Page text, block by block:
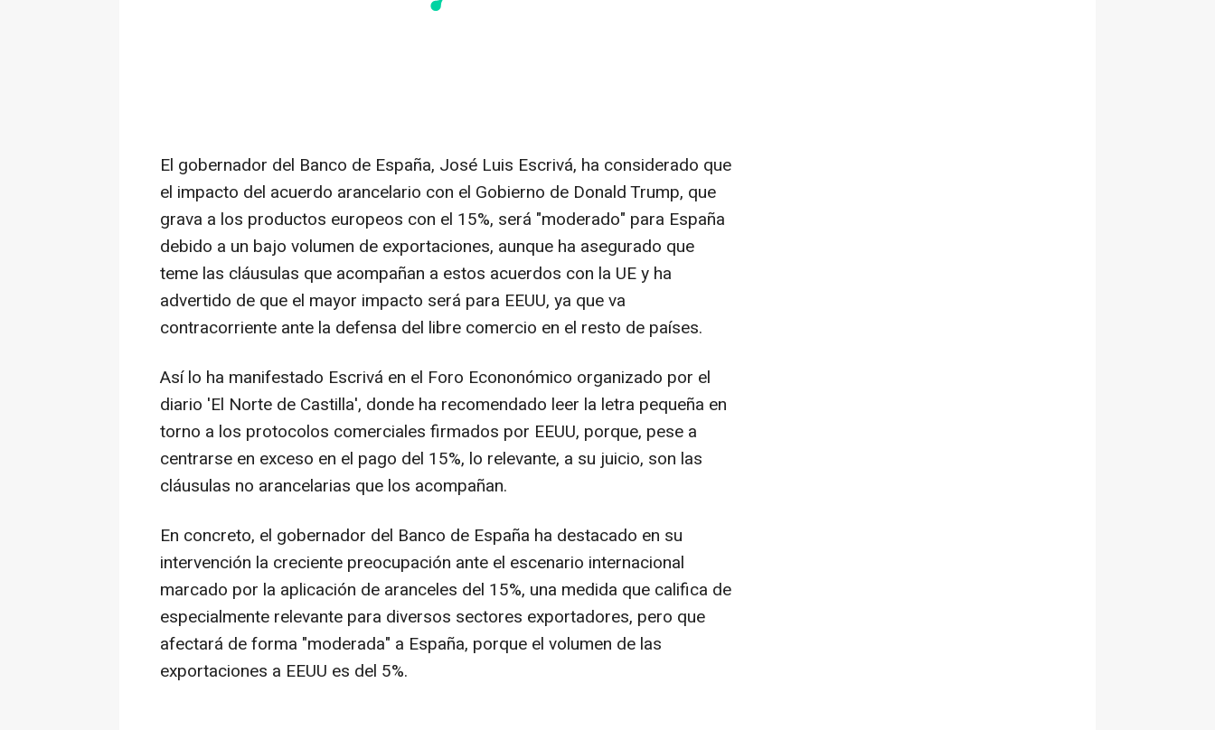
El gobernador del Banco de España, José Luis Escrivá, ha considerado que
el impacto del acuerdo arancelario con el Gobierno de Donald Trump, que
grava a los productos europeos con el 15%, será "moderado" para España
debido a un bajo volumen de exportaciones, aunque ha asegurado que
teme las cláusulas que acompañan a estos acuerdos con la UE y ha
advertido de que el mayor impacto será para EEUU, ya que va
contracorriente ante la defensa del libre comercio en el resto de países.
Así lo ha manifestado Escrivá en el Foro Econonómico organizado por el
diario 'El Norte de Castilla', donde ha recomendado leer la letra pequeña en
torno a los protocolos comerciales firmados por EEUU, porque, pese a
centrarse en exceso en el pago del 15%, lo relevante, a su juicio, son las
cláusulas no arancelarias que los acompañan.
En concreto, el gobernador del Banco de España ha destacado en su
intervención la creciente preocupación ante el escenario internacional
marcado por la aplicación de aranceles del 15%, una medida que califica de
especialmente relevante para diversos sectores exportadores, pero que
afectará de forma "moderada" a España, porque el volumen de las
exportaciones a EEUU es del 5%.